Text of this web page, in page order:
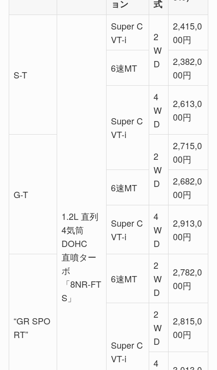
ョン 式
S-T
1.2L 直列
4気筒
DOHC
直噴ター
ボ
「8NR-FT
S」
Super C
VT-i
2
W
D
2,415,0
00円
6速MT
2,382,0
00円
Super C
VT-i
4
W
D
2,613,0
00円
G-T
2
W
D
2,715,0
00円
6速MT
2,682,0
00円
Super C
VT-i
4
W
D
2,913,0
00円
“GR SPO
RT”
6速MT
2
W
D
2,782,0
00円
Super C
VT-i
2
W
D
2,815,0
00円
4